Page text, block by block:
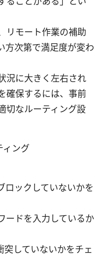
リモート作業の補助
方次第で満足度が変わ
況に大きく左右され
確保するには、事前
切なルーティング設
ィング
ロックしていないかを
ードを入力しているか
突していないかをチェ